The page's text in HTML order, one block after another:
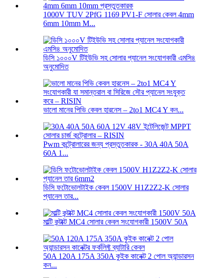
1000V TUV 2PfG 1169 PV1-F সোলার কেবল 4mm
6mm 10mm M...
ডিসি ১০০০V টিইউভি সহ সোলার প্যানেল সংযোগকারী এমসি৪
অনুমোদিত
ভালো মানের পিভি কেবল হারনেস – 2to1 MC4 Y কন...
Pwm কন্ট্রোলারের জন্য প্রস্তুতকারক - 30A 40A 50A
60A 1...
ডিসি ফটোভোলটাইক কেবল 1500V H1Z2Z2-K সোলার
প্যানেল তার...
মাল্টি কন্টাক্ট MC4 সোলার কেবল সংযোগকারী 1500V 50A
50A 120A 175A 350A কুইক কানেক্ট 2 পোল অ্যান্ডারসন
কন...